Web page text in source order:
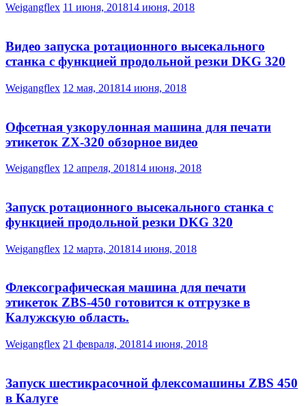
Weigangflex 11 июня, 201814 июня, 2018
Видео запуска ротационного высекального
станка с функцией продольной резки DKG 320
Weigangflex 12 мая, 201814 июня, 2018
Офсетная узкорулонная машина для печати
этикеток ZX-320 обзорное видео
Weigangflex 12 апреля, 201814 июня, 2018
Запуск ротационного высекального станка с
функцией продольной резки DKG 320
Weigangflex 12 марта, 201814 июня, 2018
Флексографическая машина для печати
этикеток ZBS-450 готовится к отгрузке в
Калужскую область.
Weigangflex 21 февраля, 201814 июня, 2018
Запуск шестикрасочной флексомашины ZBS 450
в Калуге